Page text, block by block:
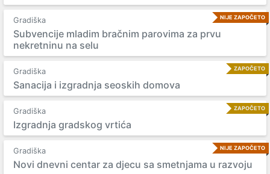
NIJE ZAPOČETO
Gradiška
Subvencije mladim bračnim parovima za prvu
nekretninu na selu
ZAPOČETO
Gradiška
Sanacija i izgradnja seoskih domova
ZAPOČETO
Gradiška
Izgradnja gradskog vrtića
NIJE ZAPOČETO
Gradiška
Novi dnevni centar za djecu sa smetnjama u razvoju